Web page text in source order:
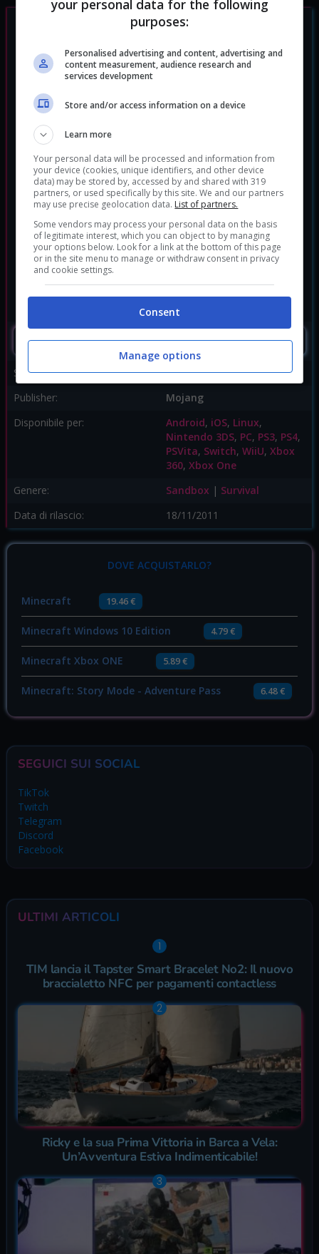
SEGUIMI
Sviluppatore:
Mojang
Publisher:
Mojang
Disponibile per:
Android, iOS, Linux,
Nintendo 3DS, PC, PS3, PS4,
PSVita, Switch, WiiU, Xbox
360, Xbox One
Genere:
Sandbox | Survival
Data di rilascio:
18/11/2011
DOVE ACQUISTARLO?
Minecraft 19.46 €
Minecraft Windows 10 Edition 4.79 €
Minecraft Xbox ONE 5.89 €
Minecraft: Story Mode - Adventure Pass 6.48 €
SEGUICI SUI SOCIAL
TikTok
Twitch
Telegram
Discord
Facebook
ULTIMI ARTICOLI
TIM lancia il Tapster Smart Bracelet No2: Il nuovo
braccialetto NFC per pagamenti contactless
Ricky e la sua Prima Vittoria in Barca a Vela:
Un’Avventura Estiva Indimenticabile!
your personal data for the following
purposes:
Personalised advertising and content, advertising and
content measurement, audience research and
services development
Store and/or access information on a device
Learn more
Your personal data will be processed and information from
your device (cookies, unique identifiers, and other device
data) may be stored by, accessed by and shared with 319
partners, or used specifically by this site. We and our partners
may use precise geolocation data. List of partners.
Some vendors may process your personal data on the basis
of legitimate interest, which you can object to by managing
your options below. Look for a link at the bottom of this page
or in the site menu to manage or withdraw consent in privacy
and cookie settings.
Consent
Manage options